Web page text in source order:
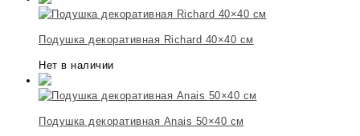
Подушка декоративная Richard 40×40 см
Нет в наличии
Подушка декоративная Anais 50×40 см